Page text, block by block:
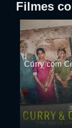
Filmes
Curry com